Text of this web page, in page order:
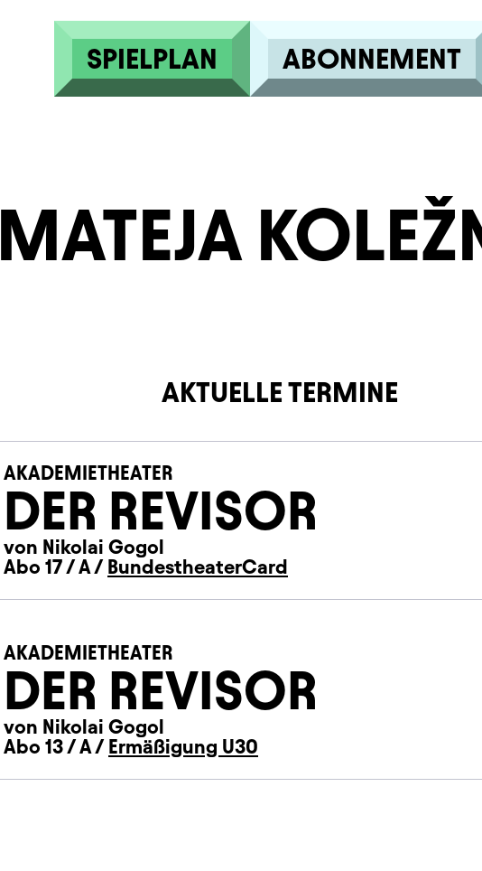
SPIELPLAN ABONNEMENT
MATEJA
AKTUELLE TERMINE
AKADEMIETHEATER
DER REVISOR
von Nikolai Gogol
Abo 17 / A / BundestheaterCard
AKADEMIETHEATER
DER REVISOR
von Nikolai Gogol
Abo 13 / A / Ermäßigung U30